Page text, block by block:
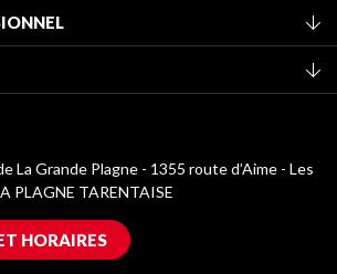
La Grande Plagne - 1355 route d’Aime - Les
PLAGNE TARENTAISE
HORAIRES